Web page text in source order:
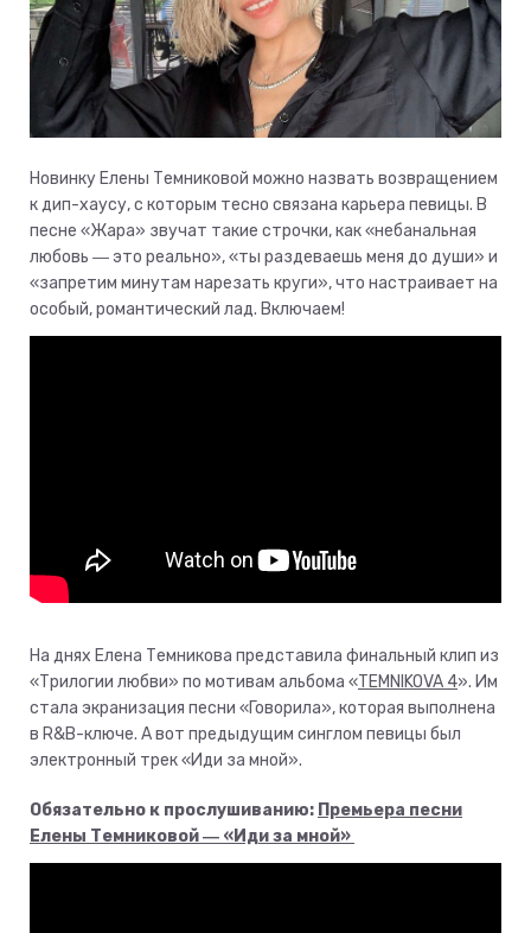
Новинку Елены Темниковой можно назвать возвращением
к дип-хаусу, с которым тесно связана карьера певицы. В
песне «Жара» звучат такие строчки, как «небанальная
любовь ― это реально», «ты раздеваешь меня до души» и
«запретим минутам нарезать круги», что настраивает на
особый, романтический лад. Включаем!
На днях Елена Темникова представила финальный клип из
«Трилогии любви» по мотивам альбома «TEMNIKOVA 4». Им
стала экранизация песни «Говорила», которая выполнена
в R&B-ключе. А вот предыдущим синглом певицы был
электронный трек «Иди за мной».
Обязательно к прослушиванию: Премьера песни
Елены Темниковой ― «Иди за мной»